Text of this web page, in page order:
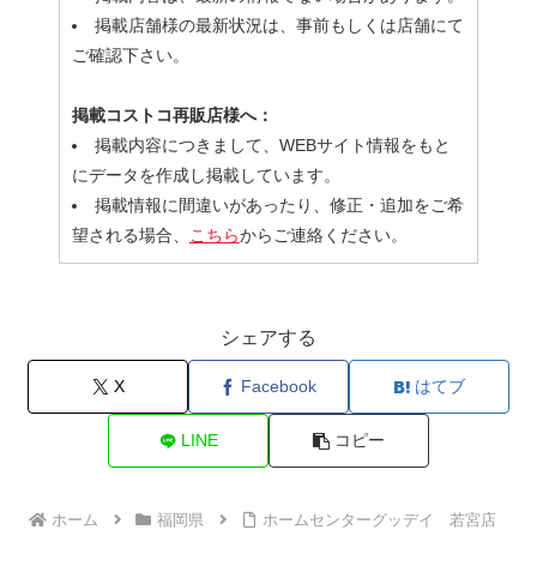
掲載店舗様の最新状況は、事前もしくは店舗にて
ご確認下さい。
掲載コストコ再販店様へ：
掲載内容につきまして、WEBサイト情報をもと
にデータを作成し掲載しています。
掲載情報に間違いがあったり、修正・追加をご希
望される場合、
こちらからご連絡ください。
シェアする
X Facebook はてブ
LINE コピー
ホーム 福岡県 ホームセンターグッデイ 若宮店